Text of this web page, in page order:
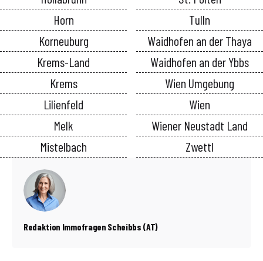
Horn
Korneuburg
Krems-Land
Krems
Lilienfeld
Melk
Mistelbach
Tulln
Waidhofen an der Thaya
Waidhofen an der Ybbs
Wien Umgebung
Wien
Wiener Neustadt Land
Zwettl
Redaktion Immofragen Scheibbs (AT)